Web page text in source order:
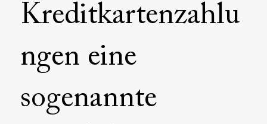
Kreditkartenzahlu
ngen eine
sogenannte